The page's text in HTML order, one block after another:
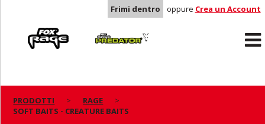
Frimi dentro oppure Crea un Account
Predator
PRODOTTI
RAGE
SOFT BAITS - CREATURE BAITS